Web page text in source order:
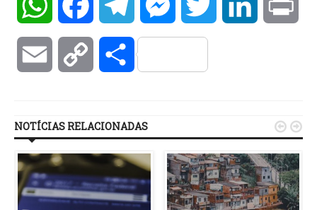
WhatsAppFacebookTelegramMessengerTwitter LinkedIn
Email Copy Compartilhar
NOTÍCIAS RELACIONADAS  